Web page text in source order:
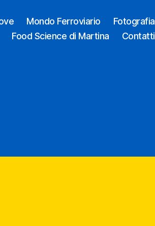
Mondo Ferroviario
Fotografia
Food Science di Martina
Contatti